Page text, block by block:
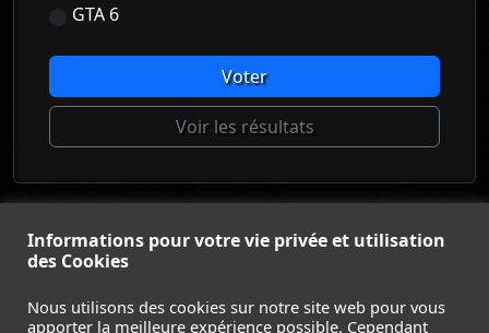
GTA 6
Voter
Voir les résultats
Informations pour votre vie privée et utilisation
des Cookies
Nous utilisons des cookies sur notre site web pour vous
apporter la meilleure expérience possible. Cependant
© Tomb Raider France 2008 - 2026
Lara Croft et Tomb Raider sont des marques déposées
ACCUEIL- TOMB RAIDER- LEGACY OF ATLANTIS-